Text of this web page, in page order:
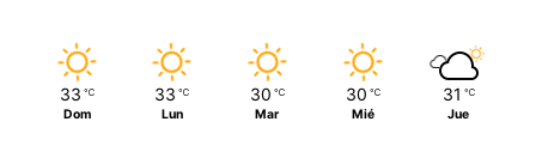
33 ℃
Dom
33 ℃
Lun
30 ℃
Mar
30 ℃
Mié
31 ℃
Jue